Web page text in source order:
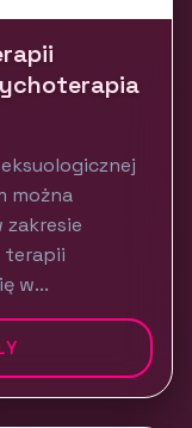
można
terapii
w...